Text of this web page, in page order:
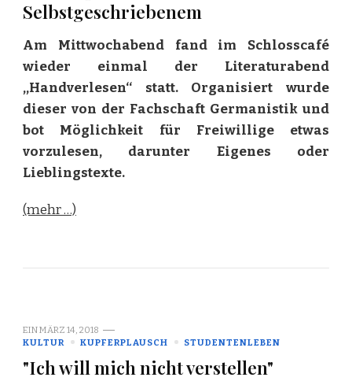
Selbstgeschriebenem
Am Mittwochabend fand im Schlosscafé
wieder einmal der Literaturabend
,,Handverlesen‘‘ statt. Organisiert wurde
dieser von der Fachschaft Germanistik und
bot Möglichkeit für Freiwillige etwas
vorzulesen, darunter Eigenes oder
Lieblingstexte.
(mehr …)
EINMÄRZ 14, 2018
KULTUR
KUPFERPLAUSCH STUDENTENLEBEN
"Ich will mich nicht verstellen"